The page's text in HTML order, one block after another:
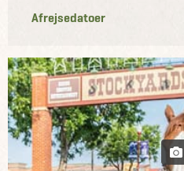
Afrejsedatoer